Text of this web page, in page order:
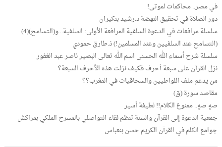
في مصر.. محاكمات لموتى!
دور الصلاة في تحقيق النهضة د.رشيد بنكيران
سلسلة مرافعات في الدعوة السلفية المرافعة الأولى: السلفية.. و(التسامح)(4)
(التسامح عند السلفيين وعند المسلمين!) ذ.طارق حمودي
سلسلة شرح أسماء الله الحسنى اسم الله تعالى البصير ناصر عبد الغفور
نزل القرآن على سبعة أحرف فكيف نزلت هذه الأحرف السبعة؟
من يدعم ملف اللواطيين والسحاقيات في المغرب؟؟
مقاصد سورة (ق)
صهٍ صهٍ.. ممنوع الكلام!! لطيفة أسير
جمعية الدعوة إلى القرآن والسنة تنظم لقاء التواصلي بالمسرح الملكي بمراكش
جوامع الكلم في القرآن الكريم حسن بنعباس